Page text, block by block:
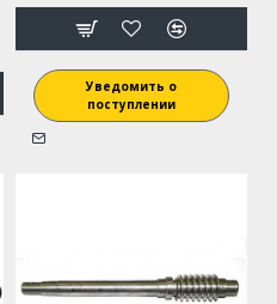
Уведомить о
поступлении